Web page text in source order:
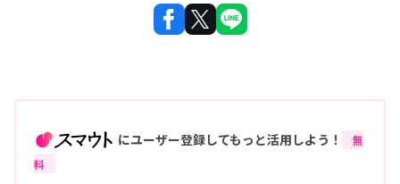
にユーザー登録してもっと活用しよう！
無
料